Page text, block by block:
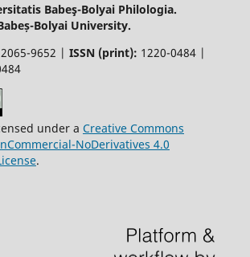
Babeş-Bolyai Philologia.
Bolyai University.
2065-9652 | ISSN (print): 1220-0484 |
under a Creative Commons
NoDerivatives 4.0
.